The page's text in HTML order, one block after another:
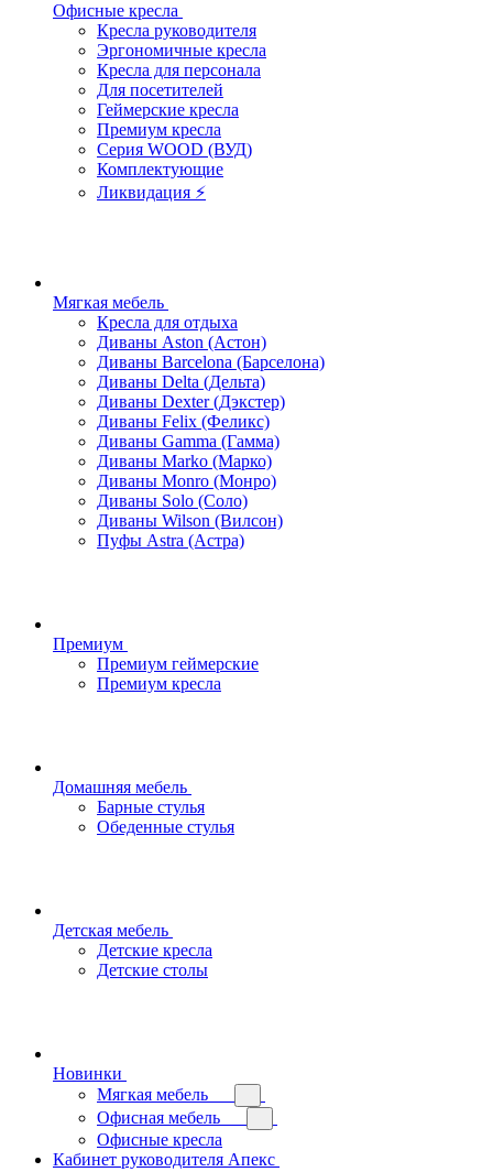
Офисные кресла
Кресла руководителя
Эргономичные кресла
Кресла для персонала
Для посетителей
Геймерские кресла
Премиум кресла
Серия WOOD (ВУД)
Комплектующие
Ликвидация ⚡
Мягкая мебель
Кресла для отдыха
Диваны Aston (Астон)
Диваны Barcelona (Барселона)
Диваны Delta (Дельта)
Диваны Dexter (Дэкстер)
Диваны Felix (Феликс)
Диваны Gamma (Гамма)
Диваны Marko (Марко)
Диваны Monro (Монро)
Диваны Solo (Соло)
Диваны Wilson (Вилсон)
Пуфы Astra (Астра)
Премиум
Премиум геймерские
Премиум кресла
Домашняя мебель
Барные стулья
Обеденные стулья
Детская мебель
Детские кресла
Детские столы
Новинки
Мягкая мебель
Офисная мебель
Офисные кресла
Кабинет руководителя Апекс